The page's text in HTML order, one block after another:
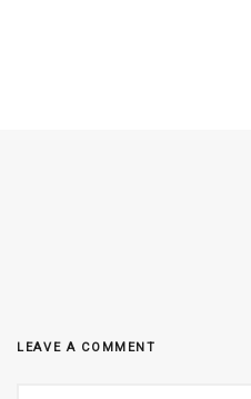
LEAVE A COMMENT